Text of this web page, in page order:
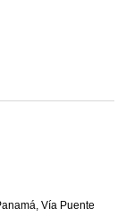
Vía Puente